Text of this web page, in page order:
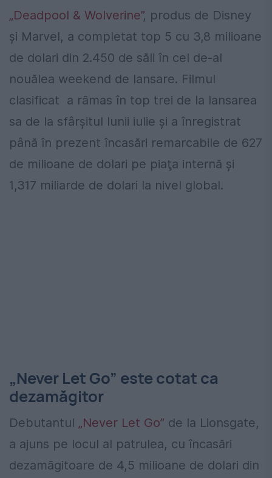
„Deadpool & Wolverine”, produs de Disney
şi Marvel, a completat top 5 cu 3,8 milioane
de dolari din 2.450 de săli în cel de-al
nouălea weekend de lansare. Filmul
clasificat a rămas în top trei de la lansarea
sa de la sfârşitul lunii iulie şi a înregistrat
până în prezent încasări remarcabile de 627
de milioane de dolari pe piaţa internă şi
1,317 miliarde de dolari la nivel global.
„Never Let Go” este cotat ca
dezamăgitor
Debutantul „Never Let Go” de la Lionsgate,
a ajuns pe locul al patrulea, cu încasări
dezamăgitoare de 4,5 milioane de dolari din